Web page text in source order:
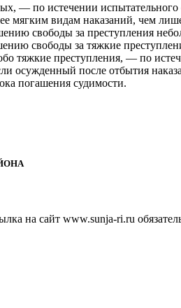
— по истечении испытательного
мягким видам наказаний, чем
свободы за преступления
свободы за тяжкие
тяжкие преступления, — по
осужденный после отбытия
погашения судимости.
на сайт www.sunja-ri.ru